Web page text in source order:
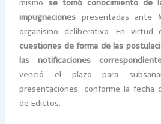
mismo se tomó conocimiento de
impugnaciones presentadas ante
organismo deliberativo. En
cuestiones de forma de las
las notificaciones
venció el plazo para
presentaciones, conforme la fecha
de Edictos.